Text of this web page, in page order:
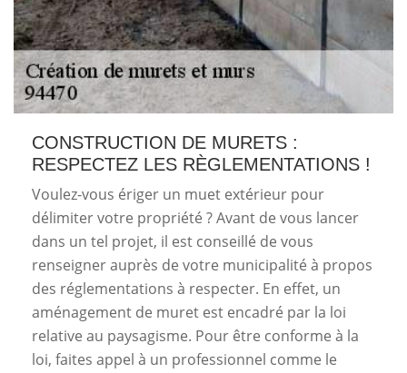
CONSTRUCTION DE MURETS :
RESPECTEZ LES RÈGLEMENTATIONS !
Voulez-vous ériger un muet extérieur pour
délimiter votre propriété ? Avant de vous lancer
dans un tel projet, il est conseillé de vous
renseigner auprès de votre municipalité à propos
des réglementations à respecter. En effet, un
aménagement de muret est encadré par la loi
relative au paysagisme. Pour être conforme à la
loi, faites appel à un professionnel comme le